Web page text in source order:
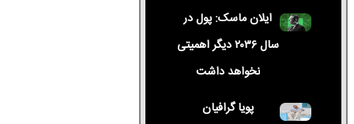
ایلان ماسک: پول در
سال ۲۰۳۶ دیگر اهمیتی
نخواهد داشت
پویا گرافیان